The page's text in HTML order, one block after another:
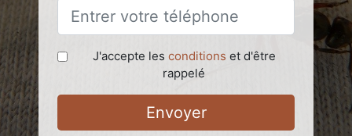
J'accepte les conditions et d'être
rappelé
Envoyer